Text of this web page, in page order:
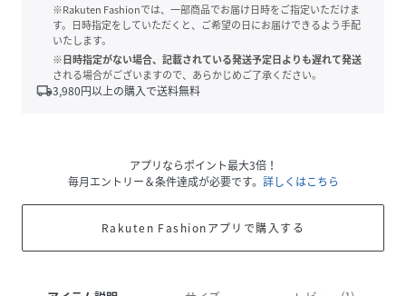
※Rakuten Fashionでは、一部商品でお届け日時をご指定いただけま
す。日時指定をしていただくと、ご希望の日にお届けできるよう手配
いたします。
※日時指定がない場合、記載されている発送予定日よりも遅れて発送
される場合がございますので、あらかじめご了承ください。
local_shipping3,980円以上の購入で送料無料
アプリならポイント最大3倍！
毎月エントリー＆条件達成が必要です。 詳しくはこちら
Rakuten Fashionアプリで購入する